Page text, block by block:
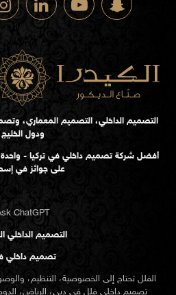
التصميم الداخلي، التصميم المعماري،
ودول الخليج
أفضل شركة تصميم داخلي في تركيا -
على جوائز في
ChatGPT
التصميم الداخلي
تصميم داخلي
الفلل تحتاج إلى الخصوصية، التنظيم،
تصميم داخلي فلل في دبي، الرياض،